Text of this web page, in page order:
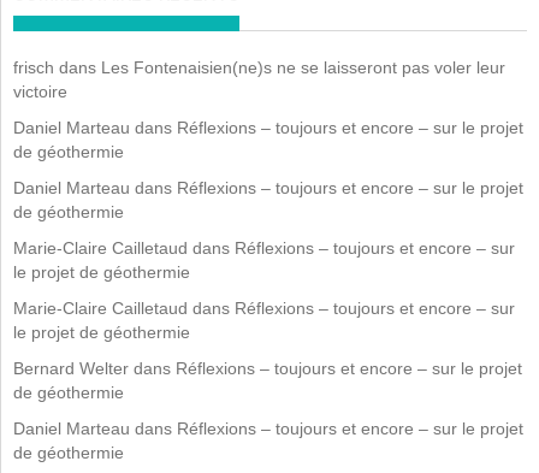
frisch dans Les Fontenaisien(ne)s ne se laisseront pas voler leur
victoire
Daniel Marteau dans Réflexions – toujours et encore – sur le projet
de géothermie
Daniel Marteau dans Réflexions – toujours et encore – sur le projet
de géothermie
Marie-Claire Cailletaud dans Réflexions – toujours et encore – sur
le projet de géothermie
Marie-Claire Cailletaud dans Réflexions – toujours et encore – sur
le projet de géothermie
Bernard Welter dans Réflexions – toujours et encore – sur le projet
de géothermie
Daniel Marteau dans Réflexions – toujours et encore – sur le projet
de géothermie